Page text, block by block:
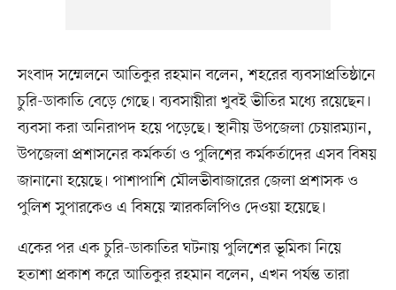
সংবাদ সম্মেলনে আতিকুর রহমান বলেন, শহরের ব্যবসাপ্রতিষ্ঠানে
চুরি-ডাকাতি বেড়ে গেছে। ব্যবসায়ীরা খুবই ভীতির মধ্যে রয়েছেন।
ব্যবসা করা অনিরাপদ হয়ে পড়েছে। স্থানীয় উপজেলা চেয়ারম্যান,
উপজেলা প্রশাসনের কর্মকর্তা ও পুলিশের কর্মকর্তাদের এসব বিষয়
জানানো হয়েছে। পাশাপাশি মৌলভীবাজারের জেলা প্রশাসক ও
পুলিশ সুপারকেও এ বিষয়ে স্মারকলিপিও দেওয়া হয়েছে।
একের পর এক চুরি-ডাকাতির ঘটনায় পুলিশের ভূমিকা নিয়ে
হতাশা প্রকাশ করে আতিকুর রহমান বলেন, এখন পর্যন্ত তারা